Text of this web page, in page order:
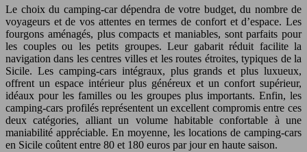
Le choix du camping-car dépendra de votre budget, du nombre de
voyageurs et de vos attentes en termes de confort et d’espace. Les
fourgons aménagés, plus compacts et maniables, sont parfaits pour
les couples ou les petits groupes. Leur gabarit réduit facilite la
navigation dans les centres villes et les routes étroites, typiques de la
Sicile. Les camping-cars intégraux, plus grands et plus luxueux,
offrent un espace intérieur plus généreux et un confort supérieur,
idéaux pour les familles ou les groupes plus importants. Enfin, les
camping-cars profilés représentent un excellent compromis entre ces
deux catégories, alliant un volume habitable confortable à une
maniabilité appréciable. En moyenne, les locations de camping-cars
en Sicile coûtent entre 80 et 180 euros par jour en haute saison.